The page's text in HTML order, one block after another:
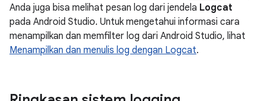
Anda juga bisa melihat pesan log dari jendela Logcat
pada Android Studio. Untuk mengetahui informasi cara
menampilkan dan memfilter log dari Android Studio, lihat
Menampilkan dan menulis log dengan Logcat.